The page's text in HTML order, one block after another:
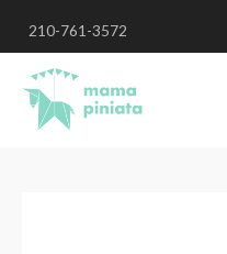
210-761-3572